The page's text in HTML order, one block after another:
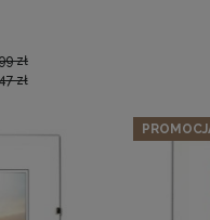
drewna
zł
zł